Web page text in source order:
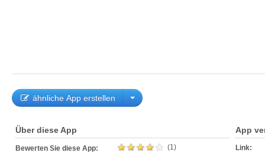
ähnliche App erstellen
Über diese App
Bewerten Sie diese App: (1)
App
Link: